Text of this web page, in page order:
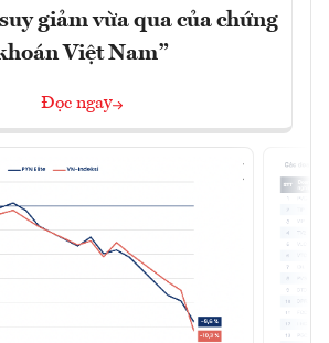
giảm vừa qua của chứng
Việt Nam”
Đọc ngay